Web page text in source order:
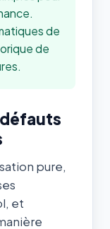
de
de
pure,
et